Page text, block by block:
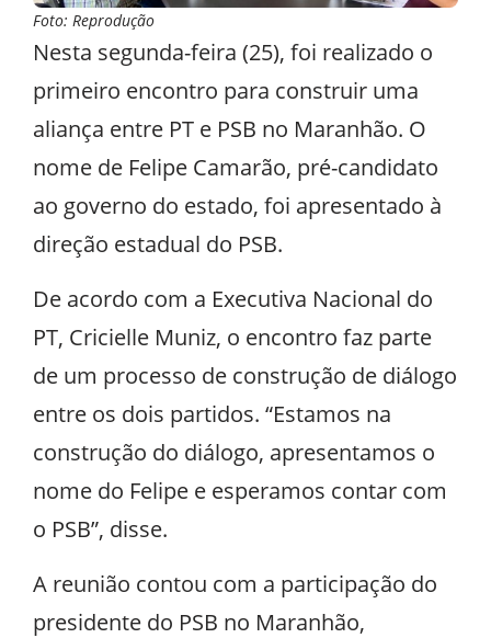
Foto: Reprodução
Nesta segunda-feira (25), foi realizado o
primeiro encontro para construir uma
aliança entre PT e PSB no Maranhão. O
nome de Felipe Camarão, pré-candidato
ao governo do estado, foi apresentado à
direção estadual do PSB.
De acordo com a Executiva Nacional do
PT, Cricielle Muniz, o encontro faz parte
de um processo de construção de diálogo
entre os dois partidos. “Estamos na
construção do diálogo, apresentamos o
nome do Felipe e esperamos contar com
o PSB”, disse.
A reunião contou com a participação do
presidente do PSB no Maranhão,